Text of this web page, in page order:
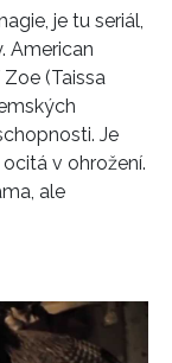
je tu seriál,
American
(Taissa
Je
v ohrožení.
ale